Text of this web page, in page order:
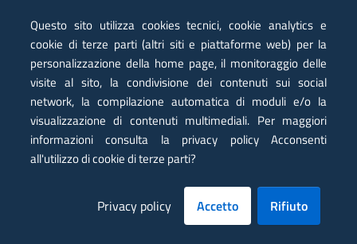
si può provvedere ai sensi dell'articolo 183, comma 1,
lettera n}, del decreto legislativo 3 aprile 2006, n. 152,
con le modalità eavvalendosi delle deroghe di cui
all'articolo 3 della presente ordinanza. I predetti
materiali, se considerati rifiuti, dovranno essere gestiti fin
dalla produzione/prelievo, individuandone per ognuno il
proprio codice EER. Tale codice seguirà il rifiuto sia in fase
di raccolta e trasporto, sia nella fase di conferimento agli
a recupero delle frazioni utilmente separabili, in
particolare dei Rifiuti di Apparecchiature Elettriche ed
Questo sito utilizza cookies tecnici, cookie analytics e
cookie di terze parti (altri siti e piattaforme web) per la
personalizzazione della home page, il monitoraggio delle
visite al sito, la condivisione dei contenuti sui social
network, la compilazione automatica di moduli e/o la
visualizzazione di contenuti multimediali. Per maggiori
informazioni consulta la privacy policy Acconsenti
all'utilizzo di cookie di terze parti?
Privacy policy Accetto Rifiuto